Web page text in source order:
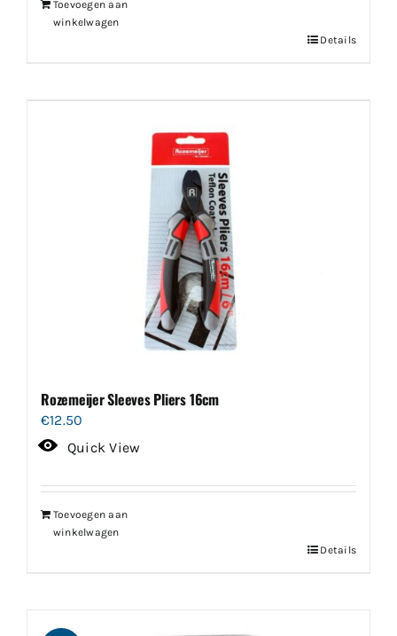
Toevoegen aan
winkelwagen
Details
Rozemeijer Sleeves Pliers 16cm
€12.50
Quick View
Toevoegen aan
winkelwagen
Details